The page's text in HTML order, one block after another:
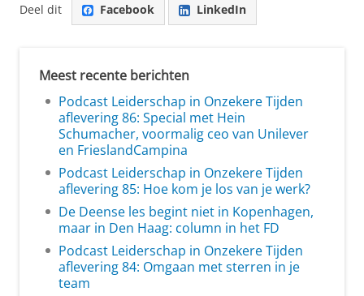
Deel dit Facebook LinkedIn
Meest recente berichten
Podcast Leiderschap in Onzekere Tijden
aflevering 86: Special met Hein
Schumacher, voormalig ceo van Unilever
en FrieslandCampina
Podcast Leiderschap in Onzekere Tijden
aflevering 85: Hoe kom je los van je werk?
De Deense les begint niet in Kopenhagen,
maar in Den Haag: column in het FD
Podcast Leiderschap in Onzekere Tijden
aflevering 84: Omgaan met sterren in je
team